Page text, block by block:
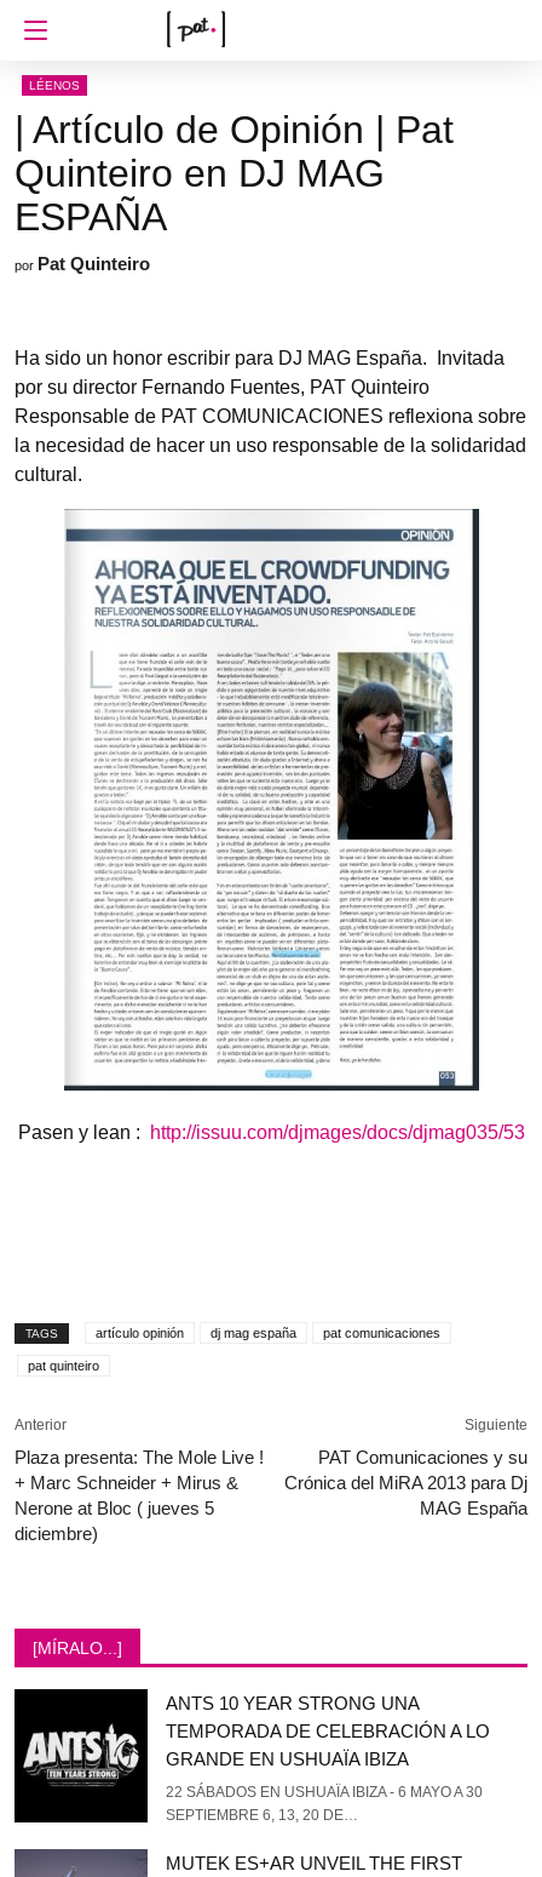
LÉENOS
| Artículo de Opinión | Pat
Quinteiro en DJ MAG
ESPAÑA
por Pat Quinteiro
Ha sido un honor escribir para DJ MAG España. Invitada
por su director Fernando Fuentes, PAT Quinteiro
Responsable de PAT COMUNICACIONES reflexiona sobre
la necesidad de hacer un uso responsable de la solidaridad
cultural.
Pasen y lean : http://issuu.com/djmages/docs/djmag035/53
TAGS artículo opinión dj mag españa pat comunicaciones
pat quinteiro
Anterior
Plaza presenta: The Mole Live !
+ Marc Schneider + Mirus &
Nerone at Bloc ( jueves 5
diciembre)
Siguiente
PAT Comunicaciones y su
Crónica del MiRA 2013 para Dj
MAG España
[MÍRALO...]
ANTS 10 YEAR STRONG UNA
TEMPORADA DE CELEBRACIÓN A LO
GRANDE EN USHUAÏA IBIZA
22 SÁBADOS EN USHUAÏA IBIZA - 6 MAYO A 30
SEPTIEMBRE 6, 13, 20 DE…
MUTEK ES+AR UNVEIL THE FIRST